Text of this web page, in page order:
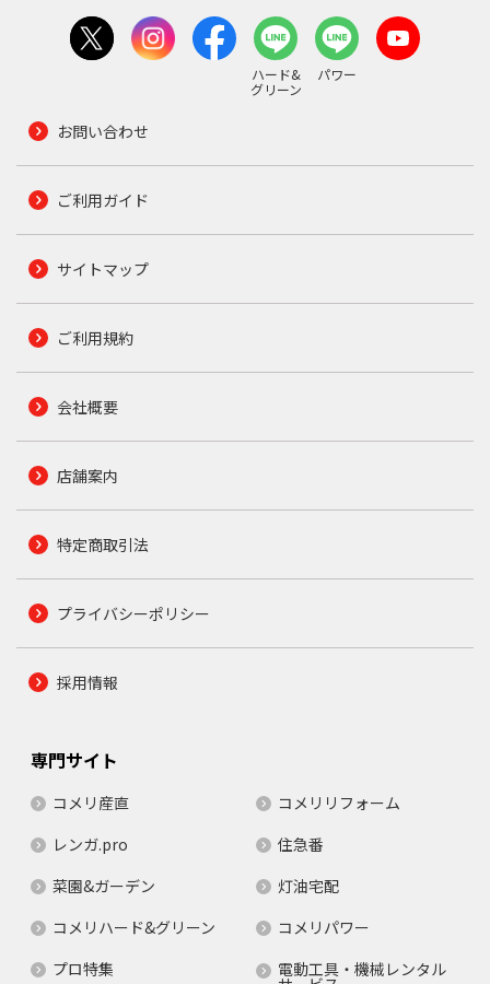
ハード&
グリーン
パワー
お問い合わせ
ご利用ガイド
サイトマップ
ご利用規約
会社概要
店舗案内
特定商取引法
プライバシーポリシー
採用情報
専門サイト
コメリ産直
コメリリフォーム
レンガ.pro
住急番
菜園&ガーデン
灯油宅配
コメリハード&グリーン
コメリパワー
プロ特集
電動工具・機械レンタル